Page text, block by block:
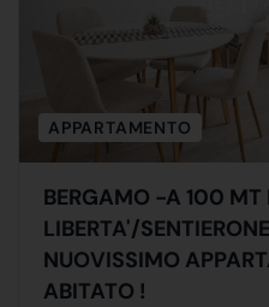
APPARTAMENTO
BERGAMO -A 100 MT
LIBERTA'/
NUOVISSIMO
ABITATO !